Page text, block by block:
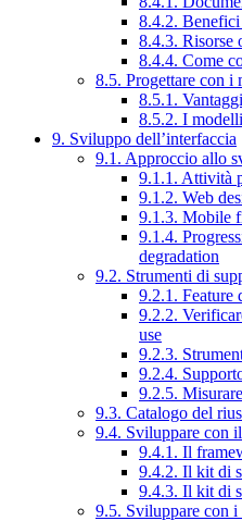
8.4.2. Benefici
8.4.3. Risorse
8.4.4. Come
8.5. Progettare con i
8.5.1.
8.5.2. I
9. Sviluppo dell’interfaccia
9.1. Approccio allo
9.1.1. Attività
9.1.2. Web
9.1.3. Mobile
9.1.4.
degradation
9.2. Strumenti di
9.2.1. Feature
9.2.2.
use
9.2.3.
9.2.4.
9.2.5.
9.3. Catalogo del
9.4. Sviluppare con
9.4.1. Il
9.4.2. Il kit di
9.4.3. Il kit di
9.5. Sviluppare con